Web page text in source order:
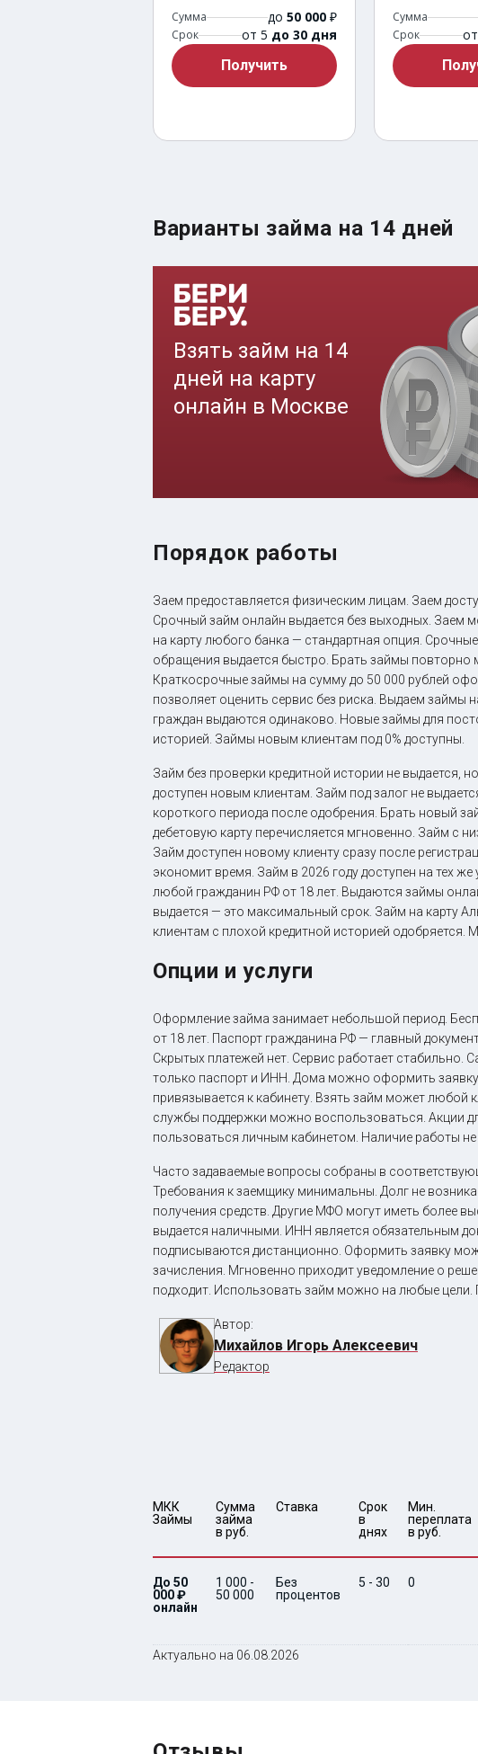
Сумма до 50 000 ₽
Срок от 5 до 30 дня
Получить
Сумма
Срок
Варианты займа на 14 дней
Порядок работы
Заем предоставляется физическим лицам. Заем
Срочный займ онлайн выдается без выходных. Заем
на карту любого банка — стандартная опция.
обращения выдается быстро. Брать займы
Краткосрочные займы на сумму до 50 000 рублей
позволяет оценить сервис без риска. Выдаем
граждан выдаются одинаково. Новые займы для
историей. Займы новым клиентам под 0% доступны.
Займ без проверки кредитной истории не
доступен новым клиентам. Займ под залог не
короткого периода после одобрения. Брать новый
дебетовую карту перечисляется мгновенно. Займ с
Займ доступен новому клиенту сразу после
экономит время. Займ в 2026 году доступен на тех
любой гражданин РФ от 18 лет. Выдаются займы
выдается — это максимальный срок. Займ на карту
клиентам с плохой кредитной историей одобряется.
Опции и услуги
Оформление займа занимает небольшой период.
от 18 лет. Паспорт гражданина РФ — главный
Скрытых платежей нет. Сервис работает стабильно.
только паспорт и ИНН. Дома можно оформить
привязывается к кабинету. Взять займ может любой
службы поддержки можно воспользоваться. Акции
пользоваться личным кабинетом. Наличие работы
Часто задаваемые вопросы собраны в
Требования к заемщику минимальны. Долг не
получения средств. Другие МФО могут иметь более
выдается наличными. ИНН является обязательным
подписываются дистанционно. Оформить заявку
зачисления. Мгновенно приходит уведомление о
подходит. Использовать займ можно на любые цели.
Автор:
Михайлов Игорь Алексеевич
Редактор
МКК
Займы
Сумма
займа
в руб.
Ставка
Срок
в
днях
Мин.
переплата
в руб.
До 50
000 ₽
онлайн
1 000 -
50 000
Без
процентов
5 - 30 0
Актуально на 06.08.2026